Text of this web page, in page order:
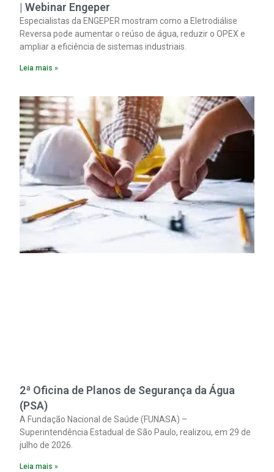
| Webinar Engeper
Especialistas da ENGEPER mostram como a Eletrodiálise
Reversa pode aumentar o reúso de água, reduzir o OPEX e
ampliar a eficiência de sistemas industriais.
Leia mais »
2ª Oficina de Planos de Segurança da Água
(PSA)
A Fundação Nacional de Saúde (FUNASA) –
Superintendência Estadual de São Paulo, realizou, em 29 de
julho de 2026.
Leia mais »